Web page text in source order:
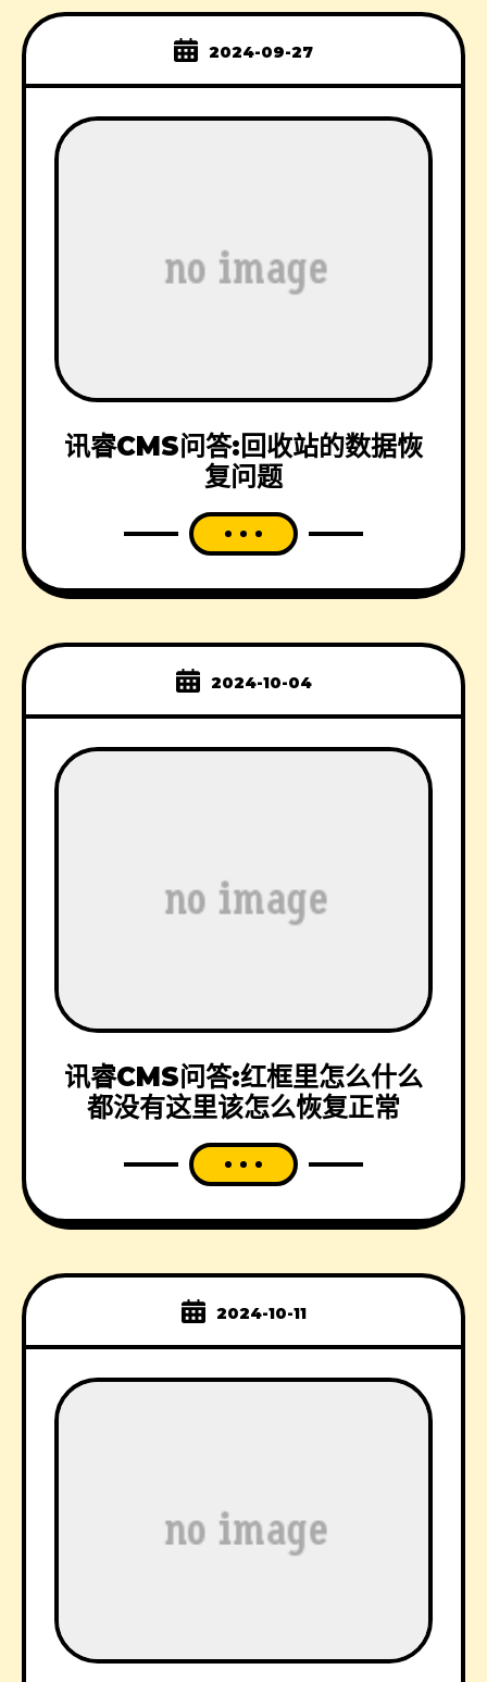
2024-09-27
讯睿CMS问答:回收站的数据恢
复问题
2024-10-04
讯睿CMS问答:红框里怎么什么
都没有这里该怎么恢复正常
2024-10-11